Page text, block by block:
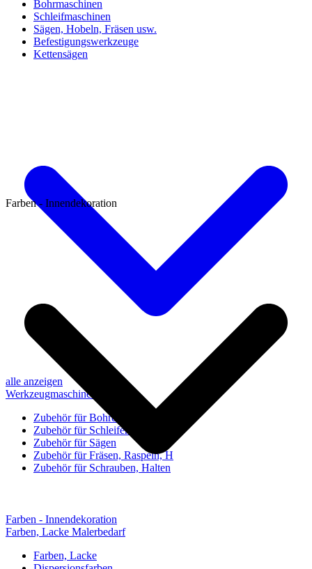
Bohrmaschinen
Schleifmaschinen
Sägen, Hobeln, Fräsen usw.
Befestigungswerkzeuge
Kettensägen
alle anzeigen
Werkzeugmaschinen-Zubehör
Zubehör für Bohren, Bohrhilfen
Zubehör für Schleifen, Poliere
Zubehör für Sägen
Zubehör für Fräsen, Raspeln, H
Zubehör für Schrauben, Halten
Farben - Innendekoration
Farben - Innendekoration
Farben, Lacke Malerbedarf
Farben, Lacke